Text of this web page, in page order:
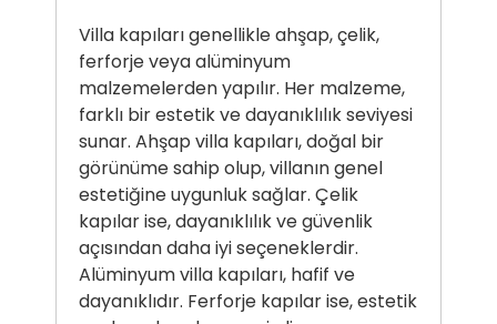
Villa kapıları genellikle ahşap, çelik,
ferforje veya alüminyum
malzemelerden yapılır. Her malzeme,
farklı bir estetik ve dayanıklılık seviyesi
sunar. Ahşap villa kapıları, doğal bir
görünüme sahip olup, villanın genel
estetiğine uygunluk sağlar. Çelik
kapılar ise, dayanıklılık ve güvenlik
açısından daha iyi seçeneklerdir.
Alüminyum villa kapıları, hafif ve
dayanıklıdır. Ferforje kapılar ise, estetik